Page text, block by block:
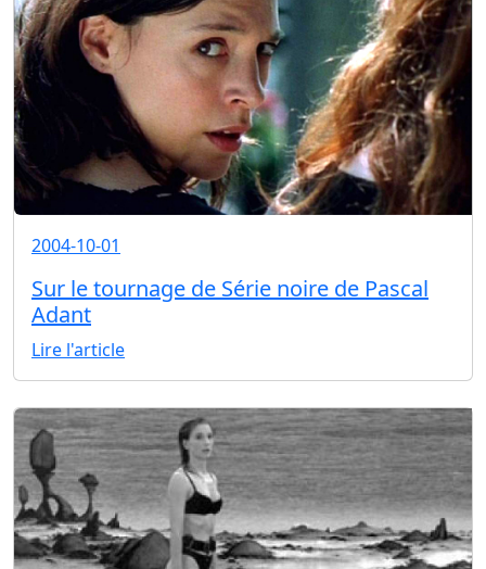
2004-10-01
Sur le tournage de Série noire de Pascal
Adant
Lire l'article